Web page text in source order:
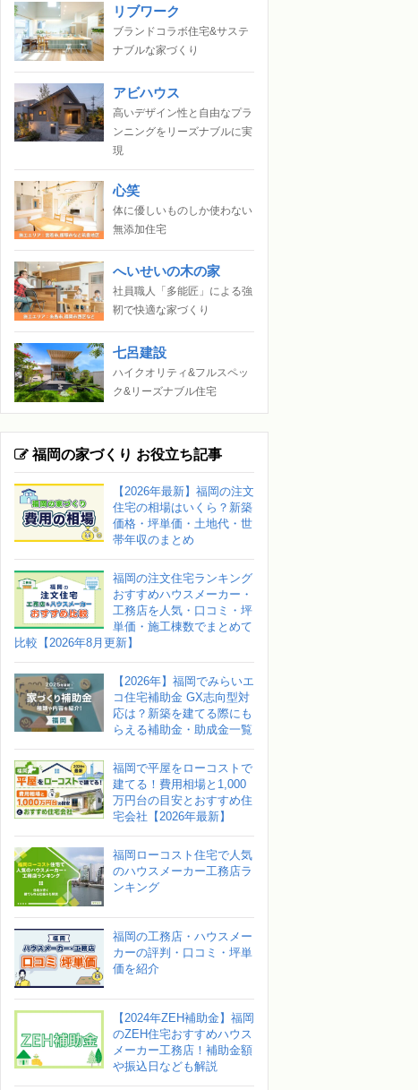
リブワーク
ブランドコラボ住宅&サステ
ナブルな家づくり
アビハウス
高いデザイン性と自由なプラ
ンニングをリーズナブルに実
現
心笑
体に優しいものしか使わない
無添加住宅
へいせいの木の家
社員職人「多能匠」による強
靭で快適な家づくり
七呂建設
ハイクオリティ&フルスペッ
ク&リーズナブル住宅
福岡の家づくり お役立ち記事
【2026年最新】福岡の注文
住宅の相場はいくら？新築
価格・坪単価・土地代・世
帯年収のまとめ
福岡の注文住宅ランキング
おすすめハウスメーカー・
工務店を人気・口コミ・坪
単価・施工棟数でまとめて
比較【2026年8月更新】
【2026年】福岡でみらいエ
コ住宅補助金 GX志向型対
応は？新築を建てる際にも
らえる補助金・助成金一覧
福岡で平屋をローコストで
建てる！費用相場と1,000
万円台の目安とおすすめ住
宅会社【2026年最新】
福岡ローコスト住宅で人気
のハウスメーカー工務店ラ
ンキング
福岡の工務店・ハウスメー
カーの評判・口コミ・坪単
価を紹介
【2024年ZEH補助金】福岡
のZEH住宅おすすめハウス
メーカー工務店！補助金額
や振込日なども解説